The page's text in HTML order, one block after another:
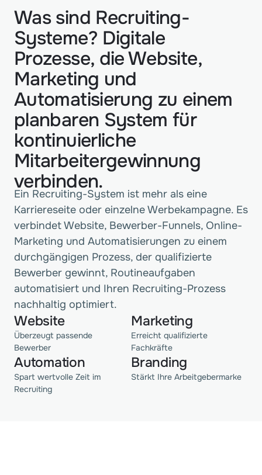
Was sind Recruiting-
Systeme? Digitale
Prozesse, die Website,
Marketing und
Automatisierung zu einem
planbaren System für
kontinuierliche
Mitarbeitergewinnung
verbinden.
Ein Recruiting-System ist mehr als eine
Karriereseite oder einzelne Werbekampagne. Es
verbindet Website, Bewerber-Funnels, Online-
Marketing und Automatisierungen zu einem
durchgängigen Prozess, der qualifizierte
Bewerber gewinnt, Routineaufgaben
automatisiert und Ihren Recruiting-Prozess
nachhaltig optimiert.
Website
Überzeugt passende
Bewerber
Marketing
Erreicht qualifizierte
Fachkräfte
Automation
Spart wertvolle Zeit im
Recruiting
Branding
Stärkt Ihre Arbeitgebermarke